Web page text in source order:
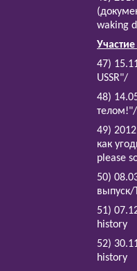
waking
47)
USSR"/
48)
49)
как
please
50)
51)
history
52)
history